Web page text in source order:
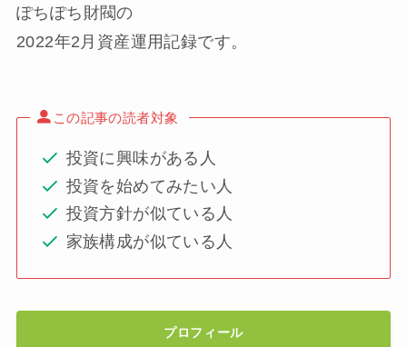
ぽちぽち財閥の
2022年2月資産運用記録です。
この記事の読者対象
投資に興味がある人
投資を始めてみたい人
投資方針が似ている人
家族構成が似ている人
プロフィール